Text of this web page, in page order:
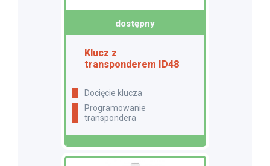
dostępny
Klucz z
transponderem ID48
docięcie klucza
programowanie
transpondera